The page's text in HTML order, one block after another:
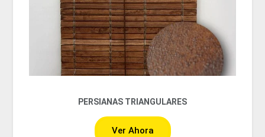
PERSIANAS TRIANGULARES
Ver Ahora